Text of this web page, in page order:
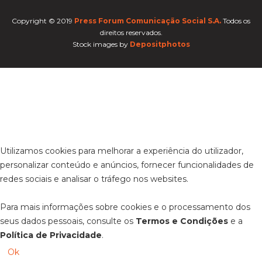
Copyright © 2019 Press Forum Comunicação Social S.A. Todos os
direitos reservados.
Stock images by Depositphotos
Utilizamos cookies para melhorar a experiência do utilizador,
personalizar conteúdo e anúncios, fornecer funcionalidades de
redes sociais e analisar o tráfego nos websites.
Para mais informações sobre cookies e o processamento dos
seus dados pessoais, consulte os Termos e Condições e a
Política de Privacidade.
Ok